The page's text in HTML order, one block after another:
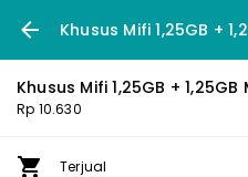
Khusus Mifi 1,25GB +
Khusus Mifi 1,25GB +
Rp 10.630
Terjual